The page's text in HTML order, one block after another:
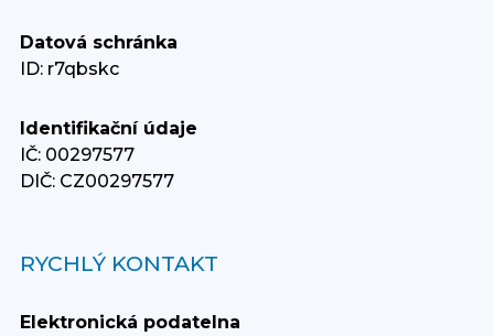
Datová schránka
ID: r7qbskc
Identifikační údaje
IČ: 00297577
DIČ: CZ00297577
RYCHLÝ KONTAKT
Elektronická podatelna